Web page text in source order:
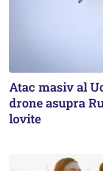
Atac masiv al
drone asupra
lovite